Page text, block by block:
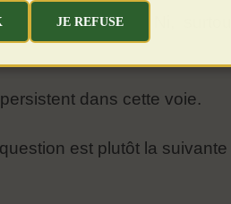
ces choses. Ni,
dans cette voie.
est plutôt la
JE REFUSE